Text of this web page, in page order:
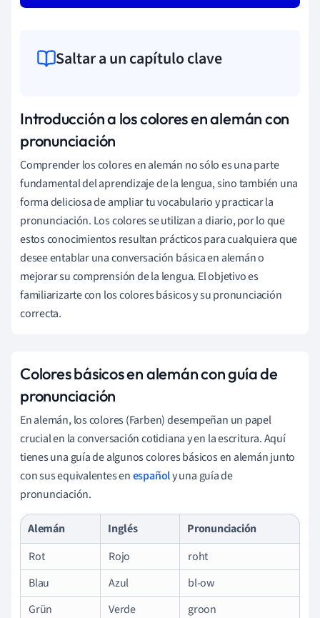
Saltar a un capítulo clave
Introducción a los colores en alemán con
pronunciación
Comprender los colores en alemán no sólo es una parte
fundamental del aprendizaje de la lengua, sino también una
forma deliciosa de ampliar tu vocabulario y practicar la
pronunciación. Los colores se utilizan a diario, por lo que
estos conocimientos resultan prácticos para cualquiera que
desee entablar una conversación básica en alemán o
mejorar su comprensión de la lengua. El objetivo es
familiarizarte con los colores básicos y su pronunciación
correcta.
Colores básicos en alemán con guía de
pronunciación
En alemán, los colores (Farben) desempeñan un papel
crucial en la conversación cotidiana y en la escritura. Aquí
tienes una guía de algunos colores básicos en alemán junto
con sus equivalentes enespañoly una guía de
pronunciación.
Alemán Inglés
Pronunciación
Rot
Rojo
roht
Blau
Azul
bl-ow
Grün
Verde
groon